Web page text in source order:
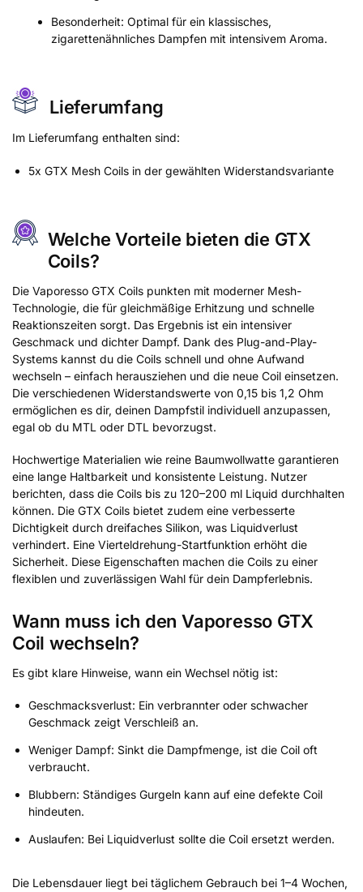
Besonderheit: Optimal für ein klassisches,
zigarettenähnliches Dampfen mit intensivem Aroma.
Lieferumfang
Im Lieferumfang enthalten sind:
5x GTX Mesh Coils in der gewählten Widerstandsvariante
Welche Vorteile bieten die GTX
Coils?
Die Vaporesso GTX Coils punkten mit moderner Mesh-
Technologie, die für gleichmäßige Erhitzung und schnelle
Reaktionszeiten sorgt. Das Ergebnis ist ein intensiver
Geschmack und dichter Dampf. Dank des Plug-and-Play-
Systems kannst du die Coils schnell und ohne Aufwand
wechseln – einfach herausziehen und die neue Coil einsetzen.
Die verschiedenen Widerstandswerte von 0,15 bis 1,2 Ohm
ermöglichen es dir, deinen Dampfstil individuell anzupassen,
egal ob du MTL oder DTL bevorzugst.
Hochwertige Materialien wie reine Baumwollwatte garantieren
eine lange Haltbarkeit und konsistente Leistung. Nutzer
berichten, dass die Coils bis zu 120–200 ml Liquid durchhalten
können. Die GTX Coils bietet zudem eine verbesserte
Dichtigkeit durch dreifaches Silikon, was Liquidverlust
verhindert. Eine Vierteldrehung-Startfunktion erhöht die
Sicherheit. Diese Eigenschaften machen die Coils zu einer
flexiblen und zuverlässigen Wahl für dein Dampferlebnis.
Wann muss ich den Vaporesso GTX
Coil wechseln?
Es gibt klare Hinweise, wann ein Wechsel nötig ist:
Geschmacksverlust: Ein verbrannter oder schwacher
Geschmack zeigt Verschleiß an.
Weniger Dampf: Sinkt die Dampfmenge, ist die Coil oft
verbraucht.
Blubbern: Ständiges Gurgeln kann auf eine defekte Coil
hindeuten.
Auslaufen: Bei Liquidverlust sollte die Coil ersetzt werden.
Die Lebensdauer liegt bei täglichem Gebrauch bei 1–4 Wochen,